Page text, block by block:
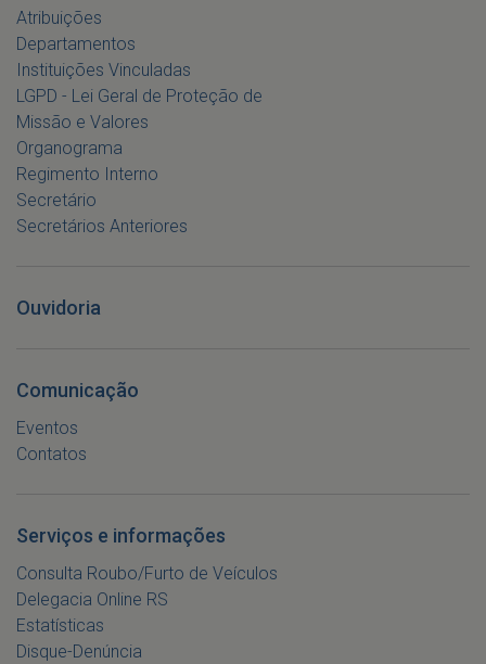
Atribuições
Departamentos
Instituições Vinculadas
LGPD - Lei Geral de Proteção de
Missão e Valores
Organograma
Regimento Interno
Secretário
Secretários Anteriores
Ouvidoria
Comunicação
Eventos
Contatos
Serviços e informações
Consulta Roubo/Furto de Veículos
Delegacia Online RS
Estatísticas
Disque-Denúncia